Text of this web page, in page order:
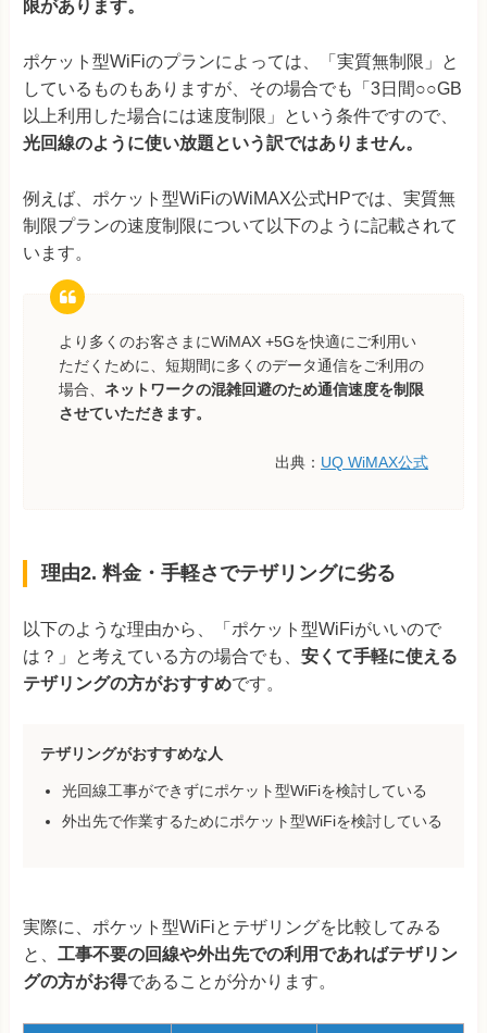
限があります。
ポケット型WiFiのプランによっては、「実質無制限」と
しているものもありますが、その場合でも「3日間○○GB
以上利用した場合には速度制限」という条件ですので、
光回線のように使い放題という訳ではありません。
例えば、ポケット型WiFiのWiMAX公式HPでは、実質無
制限プランの速度制限について以下のように記載されて
います。
より多くのお客さまにWiMAX +5Gを快適にご利用い
ただくために、短期間に多くのデータ通信をご利用の
場合、 ネットワークの混雑回避のため通信速度を制限
させていただきます。
出典： UQ WiMAX公式
理由2. 料金・手軽さでテザリングに劣る
以下のような理由から、「ポケット型WiFiがいいので
は？」と考えている方の場合でも、 安くて手軽に使える
テザリングの方がおすすめです。
テザリングがおすすめな人
光回線工事ができずにポケット型WiFiを検討している
外出先で作業するためにポケット型WiFiを検討している
実際に、ポケット型WiFiとテザリングを比較してみる
と、 工事不要の回線や外出先での利用であればテザリン
グの方がお得であることが分かります。